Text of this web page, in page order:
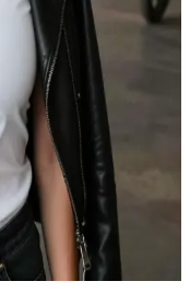
di AS sebagai
Kamu adalah orang
perlindungan
saat kalian
wilayah yang
kemampuanmu agar